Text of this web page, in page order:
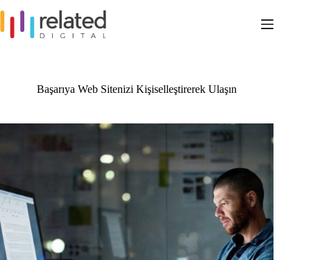
content
Başarıya Web Sitenizi Kişiselleştirerek Ulaşın